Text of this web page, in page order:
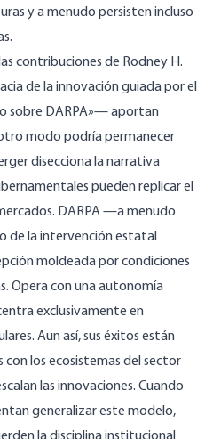
y a menudo persisten incluso
contribuciones de Rodney H.
de la innovación guiada por el
sobre DARPA»— aportan
modo podría permanecer
disecciona la narrativa
pueden replicar el
DARPA —a menudo
de la intervención estatal
moldeada por condiciones
Opera con una autonomía
exclusivamente en
Aun así, sus éxitos están
los ecosistemas del sector
las innovaciones. Cuando
generalizar este modelo,